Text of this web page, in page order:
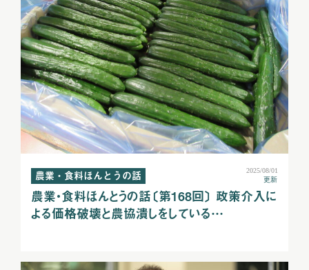
農業・食料ほんとうの話
2025/08/01
更新
農業・食料ほんとうの話〔第168回〕 政策介入に
よる価格破壊と農協潰しをしている…